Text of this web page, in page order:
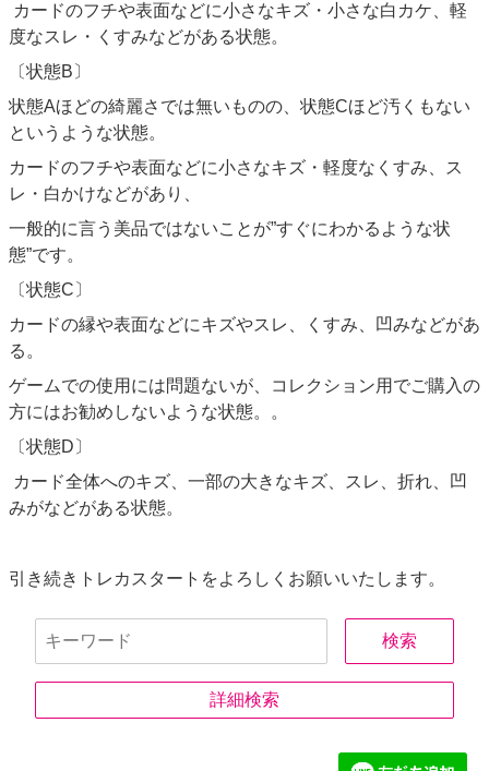
収録弾
カード種別
レアリティ
店舗
その他詳細
カードのフチや表面などに小さなキズ・小さな白カケ、軽
度なスレ・くすみなどがある状態。
〔状態B〕
状態Aほどの綺麗さでは無いものの、状態Cほど汚くもない
というような状態。
カードのフチや表面などに小さなキズ・軽度なくすみ、ス
レ・白かけなどがあり、
一般的に言う美品ではないことが”すぐにわかるような状
態”です。
〔状態C〕
カードの縁や表面などにキズやスレ、くすみ、凹みなどがあ
る。
ゲームでの使用には問題ないが、コレクション用でご購入の
方にはお勧めしないような状態。。
〔状態D〕
カード全体へのキズ、一部の大きなキズ、スレ、折れ、凹
みがなどがある状態。
引き続きトレカスタートをよろしくお願いいたします。
詳細検索